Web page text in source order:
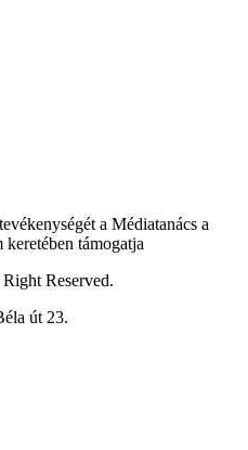
a Médiatanács a
támogatja
Reserved.
út 23.